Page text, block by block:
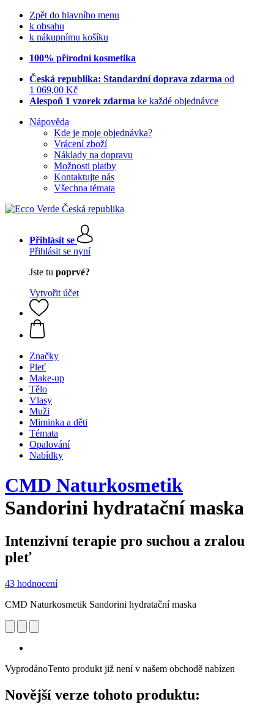
Zpět do hlavního menu
k obsahu
k nákupnímu košíku
100% přírodní kosmetika
Česká republika: Standardní doprava zdarma od
1 069,00 Kč
Alespoň 1 vzorek zdarma ke každé objednávce
Nápověda
Kde je moje objednávka?
Vrácení zboží
Náklady na dopravu
Možnosti platby
Kontaktujte nás
Všechna témata
Přihlásit se
Přihlásit se nyní
Jste tu poprvé?
Vytvořit účet
Značky
Pleť
Make-up
Tělo
Vlasy
Muži
Miminka a děti
Témata
Opalování
Nabídky
CMD Naturkosmetik
Sandorini hydratační maska
Intenzivní terapie pro suchou a zralou
pleť
43 hodnocení
CMD Naturkosmetik Sandorini hydratační maska
VyprodánoTento produkt již není v našem obchodě nabízen
Novější verze tohoto produktu: